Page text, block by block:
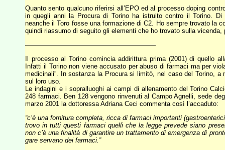
Quanto sento qualcuno riferirsi all’EPO ed al processo doping
in quegli anni la Procura di Torino ha istruito contro il Torino. Di
neanche il Toro fosse una formazione di C2. Ho sempre trovato la
quindi riassumo di seguito gli elementi che ho trovato sulla
————————————————————
Il processo al Torino comincia addirittura prima (2001) di quello
Infatti il Torino non viene accusato per abuso di farmaci ma per
medicinali”. In sostanza la Procura si limitò, nel caso del Torino,
sul loro uso.
Le indagini e i sopralluoghi ai campi di allenamento del Torino
248 farmaci. Ben 128 vengono rinvenuti al Campo Agnelli, sede
marzo 2001 la dottoressa Adriana Ceci commenta così l’accaduto:
“c’è una fornitura completa, ricca di farmaci importanti
trovo in tutti questi farmaci quelli che la legge prevede siano
non c’è una finalità di garantire un trattamento di emergenza di
gare servano dei farmaci.”